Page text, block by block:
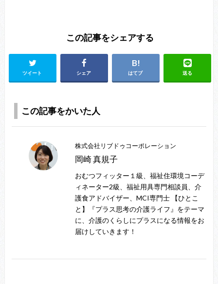
この記事をシェアする
ツイート シェア はてブ 送る
この記事をかいた人
株式会社リブドゥコーポレーション
岡崎 真規子
おむつフィッター１級、福祉住環境コーデ
ィネーター2級、福祉用具専門相談員、介
護食アドバイザー、MCI専門士 【ひとこ
と】『プラス思考の介護ライフ』をテーマ
に、介護のくらしにプラスになる情報をお
届けしていきます！